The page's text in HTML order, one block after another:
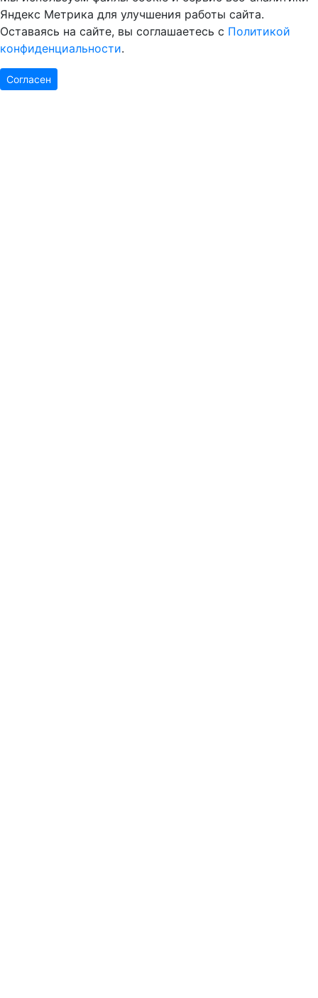
Яндекс Метрика для улучшения работы сайта.
Оставаясь на сайте, вы соглашаетесь с Политикой
конфиденциальности.
Согласен